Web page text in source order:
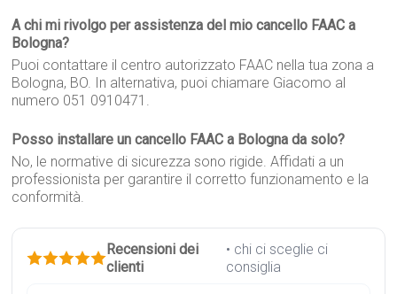
A chi mi rivolgo per assistenza del mio cancello FAAC a
Bologna?
Puoi contattare il centro autorizzato FAAC nella tua zona a
Bologna, BO. In alternativa, puoi chiamare Giacomo al
numero 051 0910471.
Posso installare un cancello FAAC a Bologna da solo?
No, le normative di sicurezza sono rigide. Affidati a un
professionista per garantire il corretto funzionamento e la
conformità.
Recensioni dei
clienti
• chi ci sceglie ci
consiglia